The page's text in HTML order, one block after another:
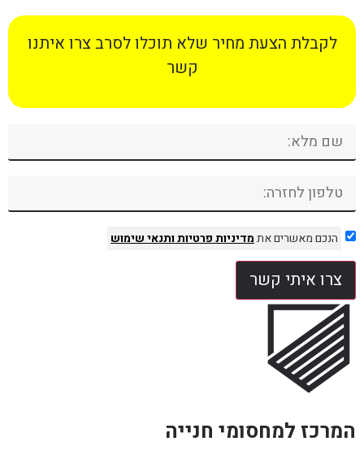
לקבלת הצעת מחיר שלא תוכלו לסרב צרו איתנו
קשר
הנכם מאשרים אתמדיניות פרטיותותנאי שימוש
צרו איתי קשר
המרכז למחסומי חנייה